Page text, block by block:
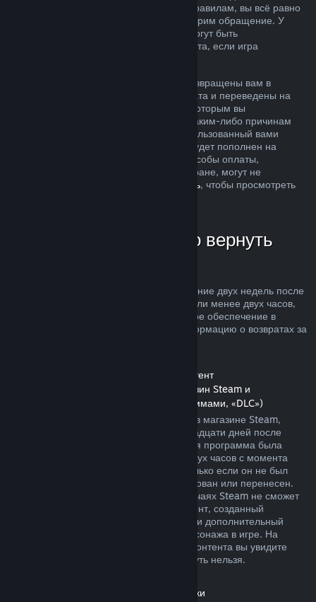
ситуация не соответствует описанным правилам, вы всё равно
можете запросить возврат, и мы рассмотрим обращение. У
пользователей из некоторых регионов могут быть
дополнительные права на запрос возврата, если игра
Средства за покупку будут полностью возвращены вам в
течение недели после одобрения возврата и переведены на
кошелек Steam или тот способ оплаты, которым вы
воспользовались при покупке. Если по каким-либо причинам
Steam не сможет вернуть деньги на использованный вами
способ оплаты, то ваш кошелек Steam будет пополнен на
соответствующую сумму (некоторые способы оплаты,
доступные в магазине Steam в вашей стране, могут не
нажмите здесь, чтобы просмотреть
В каких случаях можно вернуть
Возможность осуществить возврат в течение двух недель после
покупки за продукты, в которых вы провели менее двух часов,
распространяется на игры и программное обеспечение в
магазине Steam. Далее вы найдете информацию о возвратах за
Возврат средств за дополнительный контент
(контент, распространяемый через магазин Steam и
используемый другими играми и программами, «DLC»)
За дополнительный контент, купленный в магазине Steam,
можно вернуть деньги в течение четырнадцати дней после
покупки, если соответствующая основная программа была
использована в течение не более чем двух часов с момента
покупки дополнительного контента, и только если он не был
безвозвратно израсходован, модифицирован или перенесен.
Пожалуйста, учтите, что в некоторых случаях Steam не сможет
вернуть деньги за дополнительный контент, созданный
сторонними компаниями, например, если дополнительный
контент навсегда повышает уровень персонажа в игре. На
страницах подобного дополнительного контента вы увидите
уведомление, что средства за него вернуть нельзя.
Возврат средств за внутриигровые покупки